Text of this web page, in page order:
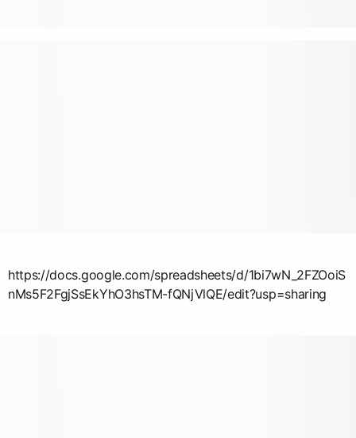
https://docs.google.com/spreadsheets/d/1bi7wN_2FZOoiS
nMs5F2FgjSsEkYhO3hsTM-fQNjVlQE/edit?usp=sharing